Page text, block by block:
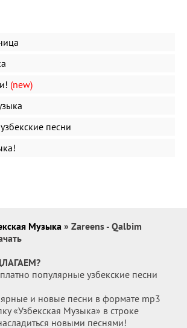
(new)
песни
Музыка » Zareens - Qalbim
популярные узбекские песни
и новые песни в формате mp3
«Узбекская Музыка» в строке
новыми песнями!